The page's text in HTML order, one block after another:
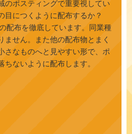
のポスティングで重要視してい
目につくように配布するか？
配布を徹底しています。同業種
ません。また他の配布物とまく
さなものへと見やすい形で、ポ
ないように配布します。